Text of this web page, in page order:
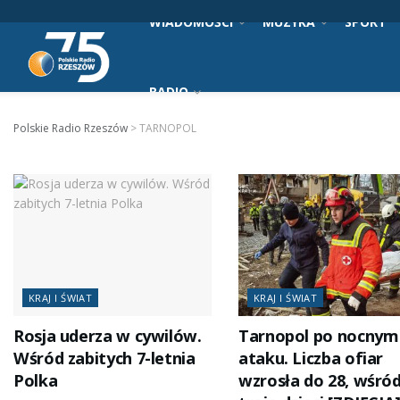
WIADOMOŚCI MUZYKA SPORT
RADIO
Polskie Radio Rzeszów >TARNOPOL
KRAJ I ŚWIAT
Rosja uderza w cywilów.
Wśród zabitych 7-letnia
Polka
KRAJ I ŚWIAT
Tarnopol po nocnym
ataku. Liczba ofiar
wzrosła do 28,